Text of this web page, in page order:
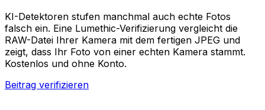
KI-Detektoren stufen manchmal auch echte Fotos
falsch ein. Eine Lumethic-Verifizierung vergleicht die
RAW-Datei Ihrer Kamera mit dem fertigen JPEG und
zeigt, dass Ihr Foto von einer echten Kamera stammt.
Kostenlos und ohne Konto.
Beitrag verifizieren